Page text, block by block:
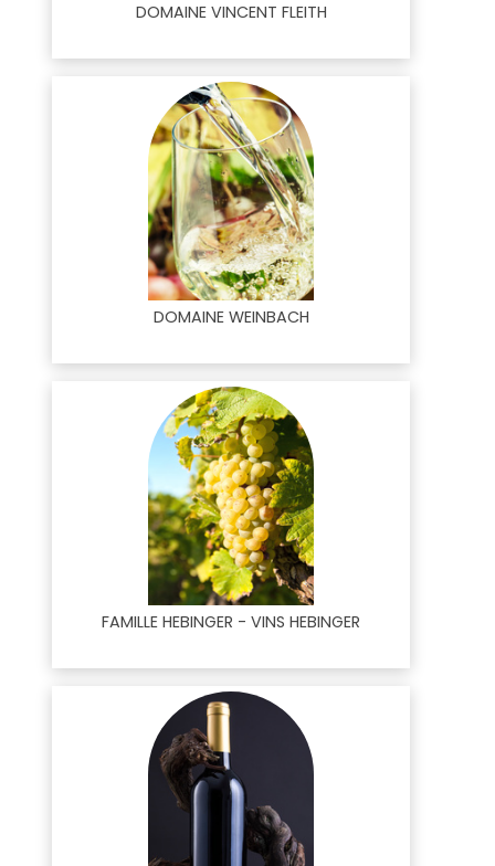
DOMAINE VINCENT FLEITH
DOMAINE WEINBACH
FAMILLE HEBINGER - VINS HEBINGER